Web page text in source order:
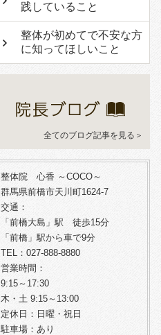
践していること
整体が初めてで不安な方
に知ってほしいこと
全てのブログ記事を見る＞
整体院 心香 ～COCO～
群馬県前橋市天川町1624-7
交通：
「前橋大島」駅 徒歩15分
「前橋」駅から車で9分
TEL：027-888-8880
営業時間：
9:15～17:30
木・土 9:15～13:00
定休日：日曜・祝日
駐車場：あり